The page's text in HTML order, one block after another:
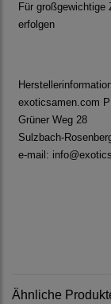
Für
erfolgen
exoticsamen.com
Grüner Weg 28
Sulzbach-
e-mail:
Ähnliche